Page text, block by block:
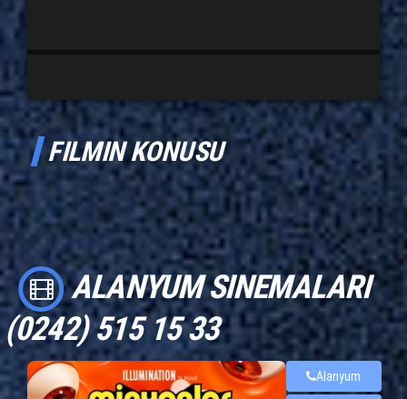
FILMIN KONUSU
ALANYUM SINEMALARI
(0242) 515 15 33
Alanyum